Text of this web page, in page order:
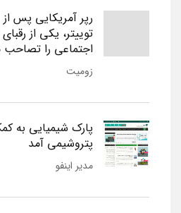
رپر آمریکایی پس
توییتر، یکی از
اجتماعی را تصاحب
زومیت
پارک شیمیایی به
پتروشیمی آمد
مدیر اینفو